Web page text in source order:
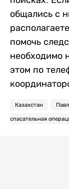
общались с
помочь
необходимо
этом по
Казахстан
спасательная